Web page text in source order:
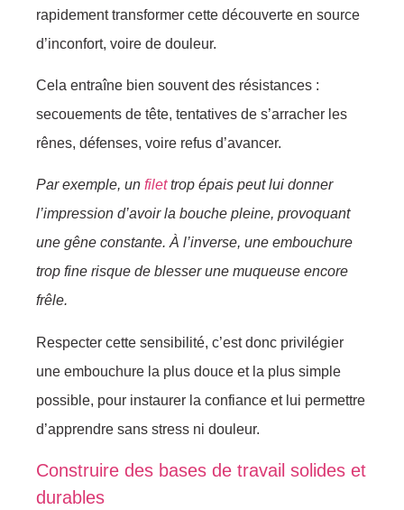
rapidement transformer cette découverte en source
d’inconfort, voire de douleur.
Cela entraîne bien souvent des résistances :
secouements de tête, tentatives de s’arracher les
rênes, défenses, voire refus d’avancer.
Par exemple, un filettrop épais peut lui donner
l’impression d’avoir la bouche pleine, provoquant
une gêne constante. À l’inverse, une embouchure
trop fine risque de blesser une muqueuse encore
frêle.
Respecter cette sensibilité, c’est donc privilégier
une embouchure la plus douce et la plus simple
possible, pour instaurer la confiance et lui permettre
d’apprendre sans stress ni douleur.
Construire des bases de travail solides et
durables